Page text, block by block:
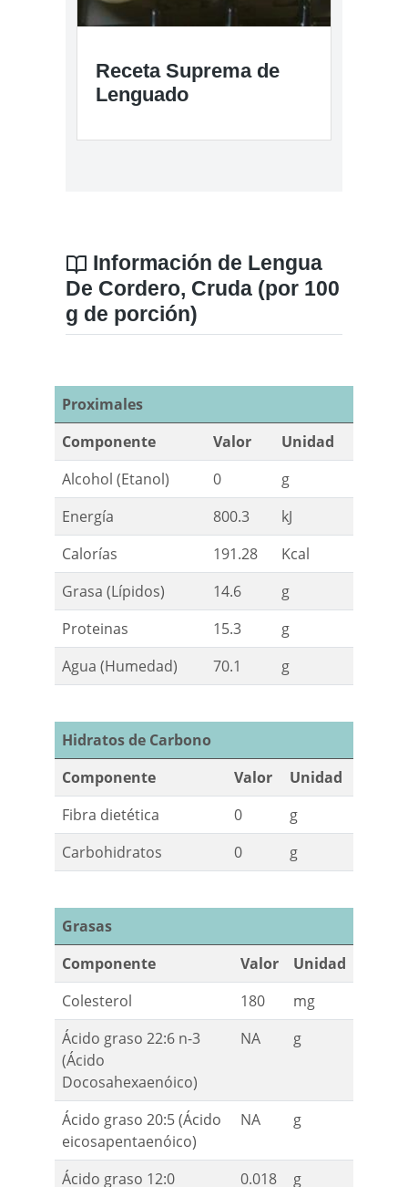
Receta Suprema de
Lenguado
Información de Lengua
De Cordero, Cruda (por 100
g de porción)
Proximales
Componente
Valor
Unidad
Alcohol (Etanol)
0
g
Energía
800.3
kJ
Calorías
191.28
Kcal
Grasa (Lípidos)
14.6
g
Proteinas
15.3
g
Agua (Humedad)
70.1 g
Hidratos de Carbono
Componente
Valor
Unidad
Fibra dietética
0
g
Carbohidratos
0 g
Grasas
Componente
Valor
Unidad
Colesterol
180
mg
Ácido graso 22:6 n-3
(Ácido
Docosahexaenóico)
NA g
Ácido graso 20:5 (Ácido
eicosapentaenóico)
NA g
Ácido graso 12:0 0.018 g